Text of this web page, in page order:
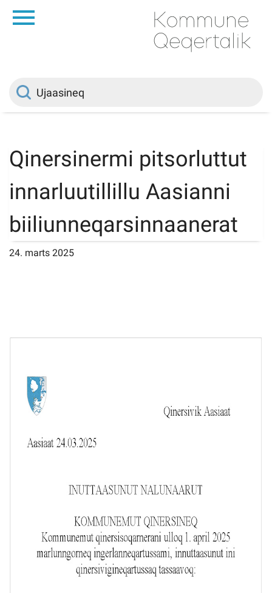
Innuttaasunut
Ileqqoreqqusat
Atorfiit
Pilersaarutinut isaavik
Piffissamik inniminniineq
Qinersinermi pitsorluttut
innarluutillillu Aasianni
biiliunneqarsinnaanerat
24. marts 2025